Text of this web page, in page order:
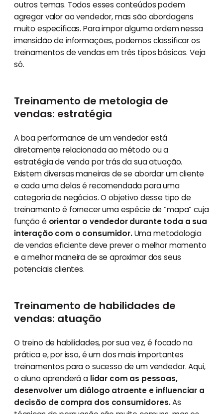
outros temas. Todos esses conteúdos podem
agregar valor ao vendedor, mas são abordagens
muito específicas. Para impor alguma ordem nessa
imensidão de informações, podemos classificar os
treinamentos de vendas em três tipos básicos. Veja
só.
Treinamento de metologia de
vendas: estratégia
A boa performance de um vendedor está
diretamente relacionada ao método ou a
estratégia de venda por trás da sua atuação.
Existem diversas maneiras de se abordar um cliente
e cada uma delas é recomendada para uma
categoria de negócios. O objetivo desse tipo de
treinamento é fornecer uma espécie de “mapa” cuja
função é orientar o vendedor durante toda a sua
interação com o consumidor.Uma metodologia
de vendas eficiente deve prever o melhor momento
e a melhor maneira de se aproximar dos seus
potenciais clientes.
Treinamento de habilidades de
vendas: atuação
O treino de habilidades, por sua vez, é focado na
prática e, por isso, é um dos mais importantes
treinamentos para o sucesso de um vendedor. Aqui,
o aluno aprenderá a lidar com as pessoas,
desenvolver um diálogo atraente e influenciar a
decisão de compra dos consumidores.As